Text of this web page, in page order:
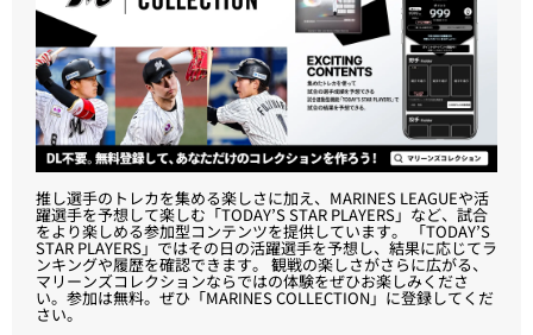
推し選手のトレカを集める楽しさに加え、MARINES LEAGUEや活
躍選手を予想して楽しむ「TODAY’S STAR PLAYERS」など、試合
をより楽しめる参加型コンテンツを提供しています。 「TODAY’S
STAR PLAYERS」ではその日の活躍選手を予想し、結果に応じてラ
ンキングや履歴を確認できます。 観戦の楽しさがさらに広がる、
マリーンズコレクションならではの体験をぜひお楽しみくださ
い。参加は無料。ぜひ「MARINES COLLECTION」に登録してくだ
さい。